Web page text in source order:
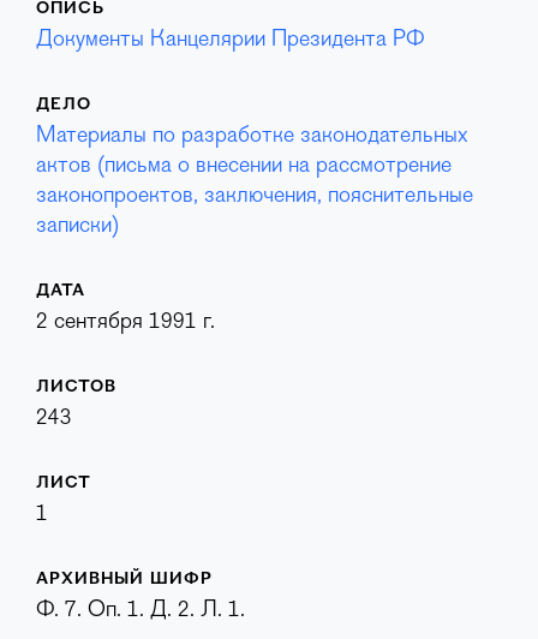
ОПИСЬ
Документы Канцелярии Президента РФ
ДЕЛО
Материалы по разработке законодательных
актов (письма о внесении на рассмотрение
законопроектов, заключения, пояснительные
записки)
ДАТА
2 сентября 1991 г.
ЛИСТОВ
243
ЛИСТ
1
АРХИВНЫЙ ШИФР
Ф. 7. Оп. 1. Д. 2. Л. 1.